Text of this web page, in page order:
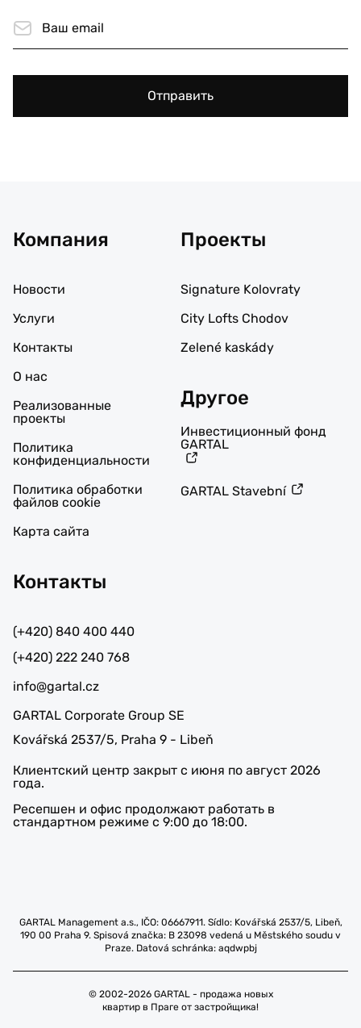
Отправить
Компания
Новости
Услуги
Контакты
О нас
Реализованные
проекты
Политика
конфиденциальности
Политика обработки
файлов cookie
Карта сайта
Проекты
Signature Kolovraty
City Lofts Chodov
Zelené kaskády
Другое
Инвестиционный фонд
GARTAL
GARTAL Stavební
Контакты
(+420) 840 400 440
(+420) 222 240 768
info@gartal.cz
GARTAL Corporate Group SE
Kovářská 2537/5, Praha 9 - Libeň
Клиентский центр закрыт с июня по август 2026
года.
Ресепшен и офис продолжают работать в
стандартном режиме с 9:00 до 18:00.
GARTAL Management a.s., IČO: 06667911. Sídlo: Kovářská 2537/5, Libeň,
190 00 Praha 9. Spisová značka: B 23098 vedená u Městského soudu v
Praze. Datová schránka: aqdwpbj
© 2002-2026 GARTAL - продажа новых
квартир в Праге от застройщика!